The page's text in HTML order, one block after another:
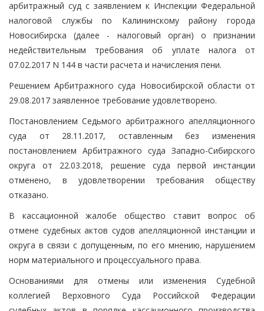
арбитражный суд с заявлением к Инспекции Федеральной
налоговой службы по Калининскому району города
Новосибирска (далее - налоговый орган) о признании
недействительным требования об уплате налога от
07.02.2017 N 144 в части расчета и начисления пени.
Решением Арбитражного суда Новосибирской области от
29.08.2017 заявленное требование удовлетворено.
Постановлением Седьмого арбитражного апелляционного
суда от 28.11.2017, оставленным без изменения
постановлением Арбитражного суда Западно-Сибирского
округа от 22.03.2018, решение суда первой инстанции
отменено, в удовлетворении требования обществу
отказано.
В кассационной жалобе общество ставит вопрос об
отмене судебных актов судов апелляционной инстанции и
округа в связи с допущенным, по его мнению, нарушением
норм материального и процессуального права.
Основаниями для отмены или изменения Судебной
коллегией Верховного Суда Российской Федерации